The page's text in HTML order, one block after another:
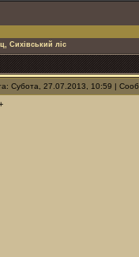
Сихівський ліс
Субота, 27.07.2013, 10:59 |